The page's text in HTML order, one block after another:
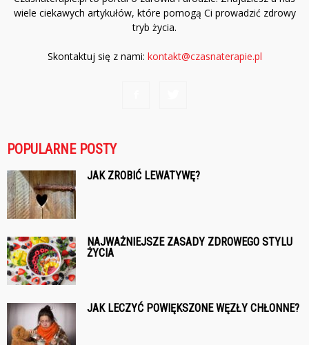
wiele ciekawych artykułów, które pomogą Ci prowadzić zdrowy
tryb życia.
Skontaktuj się z nami: kontakt@czasnaterapie.pl
POPULARNE POSTY
JAK ZROBIĆ LEWATYWĘ?
NAJWAŻNIEJSZE ZASADY ZDROWEGO STYLU
ŻYCIA
JAK LECZYĆ POWIĘKSZONE WĘZŁY CHŁONNE?